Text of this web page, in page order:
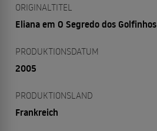
ORIGINALTITEL
Eliana em O Segredo dos Golfinhos
PRODUKTIONSDATUM
2005
PRODUKTIONSLAND
Frankreich